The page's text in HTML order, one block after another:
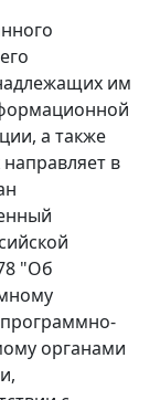
им
а также
в
"Об
органами